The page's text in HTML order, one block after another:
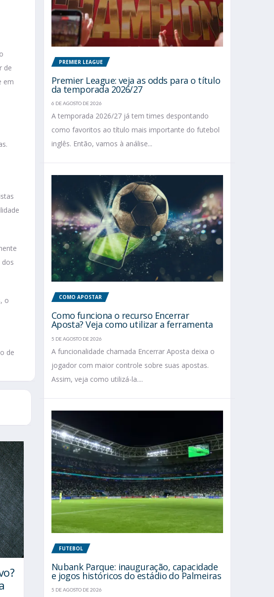
de
em
o
de
PREMIER LEAGUE
Premier League: veja as odds para o título
da temporada 2026/27
6 DE AGOSTO DE 2026
A temporada 2026/27 já tem times despontando
como favoritos ao título mais importante do futebol
inglês. Então, vamos à análise...
COMO APOSTAR
Como funciona o recurso Encerrar
Aposta? Veja como utilizar a ferramenta
5 DE AGOSTO DE 2026
A funcionalidade chamada Encerrar Aposta deixa o
jogador com maior controle sobre suas apostas.
Assim, veja como utilizá-la....
FUTEBOL
Nubank Parque: inauguração, capacidade
e jogos históricos do estádio do Palmeiras
5 DE AGOSTO DE 2026